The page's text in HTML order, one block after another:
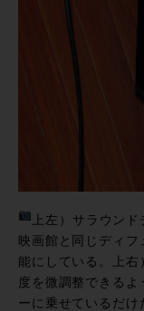
上左）サラウン
映画館と同じディフ
能にしている。上
度を微調整できるよ
ーに乗せているだけ